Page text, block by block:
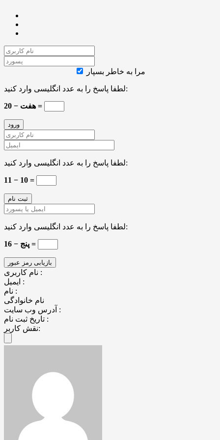
مرا به خاطر بسپار
لطفا پاسخ را به عدد انگلیسی وارد کنید:
20 − هفت =
لطفا پاسخ را به عدد انگلیسی وارد کنید:
11 − 10 =
لطفا پاسخ را به عدد انگلیسی وارد کنید:
16 − پنج =
نام کاربری :
ایمیل :
نام :
نام خانوادگی
آدرس وب سایت :
تاریخ ثبت نام :
نقش کاربر: